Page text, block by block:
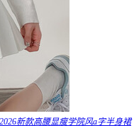
新款高腰显瘦学院风a字半身裙